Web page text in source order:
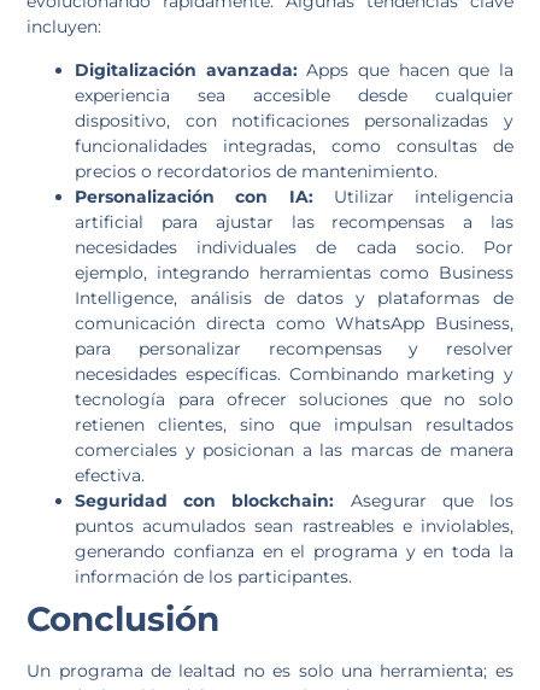
incluyen:
Digitalización avanzada:Apps que hacen que la
experiencia sea accesible desde cualquier
dispositivo, con notificaciones personalizadas y
funcionalidades integradas, como consultas de
precios o recordatorios de mantenimiento.
Personalización con IA:Utilizar inteligencia
artificial para ajustar las recompensas a las
necesidades individuales de cada socio. Por
ejemplo, integrando herramientas como Business
Intelligence, análisis de datos y plataformas de
comunicación directa como WhatsApp Business,
para personalizar recompensas y resolver
necesidades específicas. Combinando marketing y
tecnología para ofrecer soluciones que no solo
retienen clientes, sino que impulsan resultados
comerciales y posicionan a las marcas de manera
efectiva.
Seguridad con blockchain: Asegurar que los
puntos acumulados sean rastreables e inviolables,
generando confianza en el programa y en toda la
información de los participantes.
Conclusión
Un programa de lealtad no es solo una herramienta; es